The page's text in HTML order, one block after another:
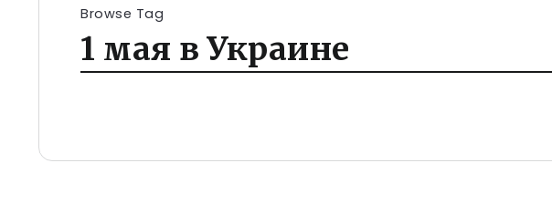
Browse Tag
1 мая в Украине